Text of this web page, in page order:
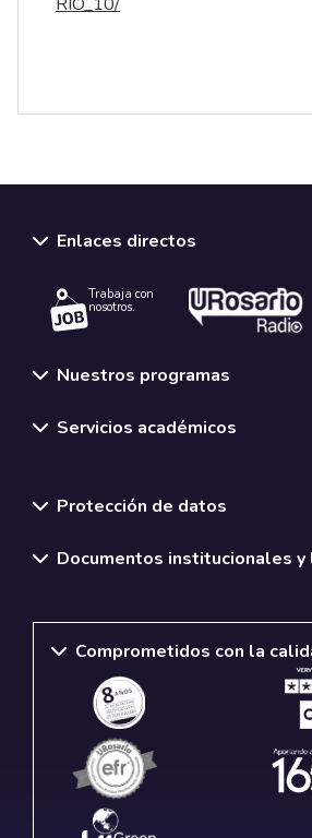
Enlaces directos
Trabaja con
nosotros.
Nuestros programas
Servicios académicos
Protección de datos
Documentos institucionales
Comprometidos con la